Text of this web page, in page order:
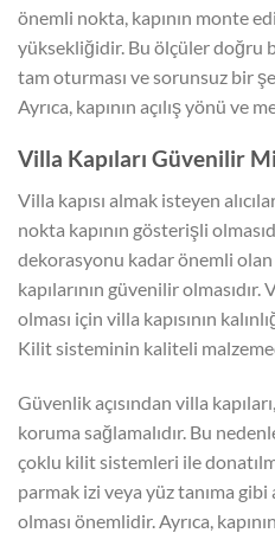
önemli nokta, kapının monte
yüksekliğidir. Bu ölçüler doğru
tam oturması ve sorunsuz bir
Ayrıca, kapının açılış yönü ve
Villa Kapıları Güvenilir
Villa kapısı almak isteyen
nokta kapının gösterişli
dekorasyonu kadar önemli
kapılarının güvenilir olmasıdır.
olması için villa kapısının
Kilit sisteminin kaliteli
Güvenlik açısından villa
koruma sağlamalıdır. Bu
çoklu kilit sistemleri ile
parmak izi veya yüz tanıma
olması önemlidir. Ayrıca,